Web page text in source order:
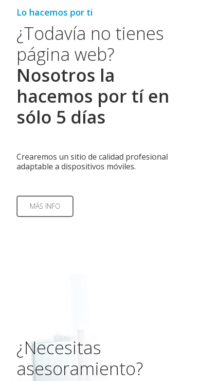
Lo hacemos por ti
¿Todavía no tienes
página web?
Nosotros la
hacemos por tí en
sólo 5 días
Crearemos un sitio de calidad profesional
adaptable a dispositivos móviles.
MÁS INFO
¿Necesitas
asesoramiento?